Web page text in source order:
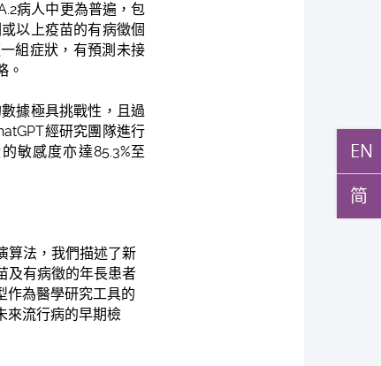
EN
简
病人中更為普遍，包
以上疫苗的有病徵個
組症狀，有預測未接
。
據極具挑戰性，且過
經研究團隊進行
敏感度亦達85.3%至
算法，我們描述了新
及有病徵的年長患者
作為醫學研究工具的
來流行病的早期檢